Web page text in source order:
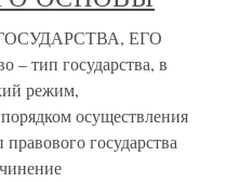
ЕГО
тип государства, в
режим,
осуществления
государства